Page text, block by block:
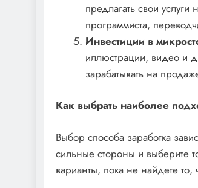
предлагать свои
программиста,
Инвестиции в
иллюстрации, видео и
зарабатывать на
Как выбрать наиболее
Выбор способа заработка
сильные стороны и выберите
варианты, пока не найдете то,